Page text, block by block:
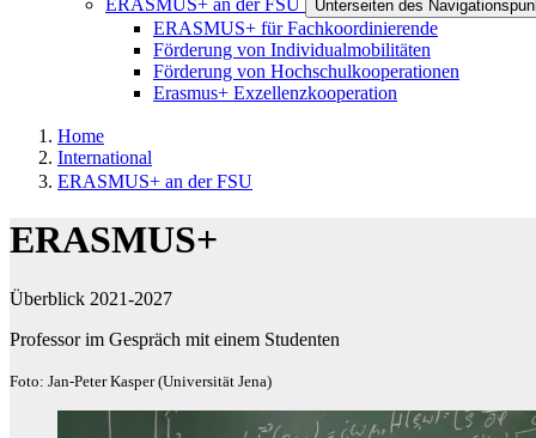
ERASMUS+ an der FSU Unterseiten des
ERASMUS+ für Fachkoordinierende
Förderung von Individualmobilitäten
Förderung von Hochschulkooperationen
Erasmus+ Exzellenzkooperation
Home
International
ERASMUS+ an der FSU
ERASMUS+
Überblick 2021-2027
Professor im Gespräch mit einem Studenten
Foto: Jan-Peter Kasper (Universität Jena)